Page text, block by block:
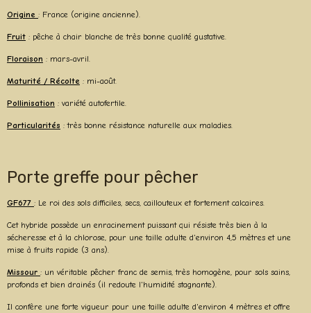
Origine : France (origine ancienne).
Fruit : pêche à chair blanche de très bonne qualité gustative.
Floraison : mars-avril.
Maturité / Récolte : mi-août.
Pollinisation : variété autofertile.
Particularités : très bonne résistance naturelle aux maladies.
Porte greffe pour pêcher
GF677 : Le roi des sols difficiles, secs, caillouteux et fortement calcaires.
Cet hybride possède un enracinement puissant qui résiste très bien à la
sécheresse et à la chlorose, pour une taille adulte d'environ 4,5 mètres et une
mise à fruits rapide (3 ans).
Missour : un véritable pêcher franc de semis, très homogène, pour sols sains,
profonds et bien drainés (il redoute l'humidité stagnante).
Il confère une forte vigueur pour une taille adulte d'environ 4 mètres et offre